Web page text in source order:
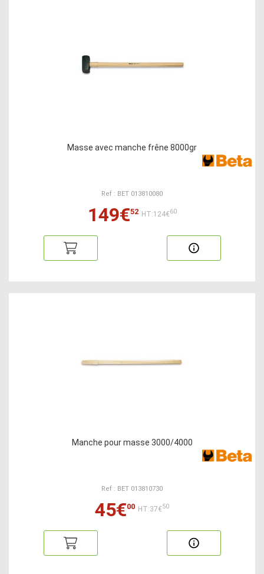
Masse avec manche frêne 8000gr
Ref : BET 013810080
149€52 HT:124€60
Manche pour masse 3000/4000
Ref : BET 013810730
45€00 HT:37€50